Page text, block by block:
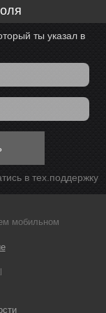
ты указал в
в тех.поддержку
мобильном